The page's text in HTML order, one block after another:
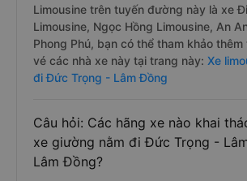
Limousine trên tuyến đường này là xe
Limousine, Ngọc Hồng Limousine, An
Phong Phú, bạn có thể tham khảo
vé các nhà xe này tại trang này: Xe
đi Đức Trọng - Lâm Đồng
Câu hỏi: Các hãng xe nào khai
xe giường nằm đi Đức Trọng -
Lâm Đồng?